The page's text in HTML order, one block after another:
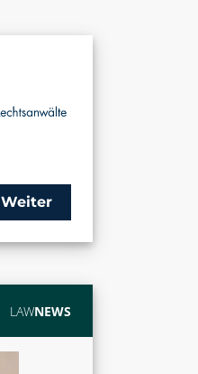
Weiter
LAWNEWS